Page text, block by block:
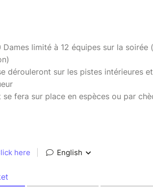
Dames limité à 12 équipes sur la
dérouleront sur les pistes intérieures
se fera sur place en espèces ou par